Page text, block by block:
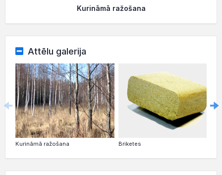
Kurināmā ražošana
Attēlu galerija
Kurināmā ražošana Briketes